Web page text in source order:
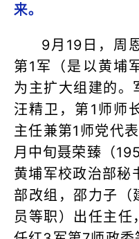
来。
9月19日，周
第1军（是以黄埔
为主扩大组建的。
汪精卫，第1师师
主任兼第1师党代
月中旬聂荣臻（
黄埔军校政治部秘
部改组，邵力子（
员等职）出任主任